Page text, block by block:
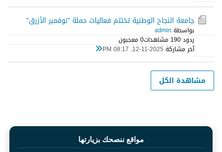
جامعة النجاح الوطنية تختتم فعاليات حملة "نوفمبر الأزرق"
بواسطة admin
ردود 0 19 مشاهدات
0 معجبون
آخر مشاركة 12-11-2025, 08:17 PM
مشاهدة الكل
مواقع ننصحك بزيارتها